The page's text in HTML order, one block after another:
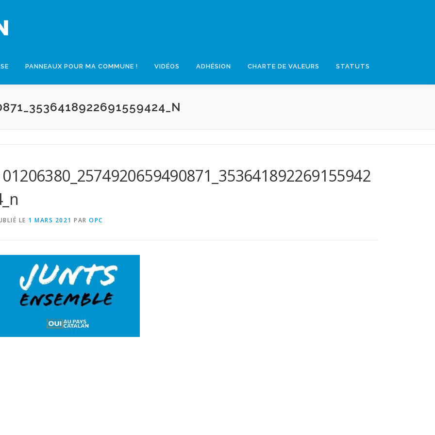
PANNEAUX POUR MA COMMUNE ! VIDÉOS ADHÉSION CHARTE DE VALEURS STATUTS
LE 1 MARS 2021 PAR OPC